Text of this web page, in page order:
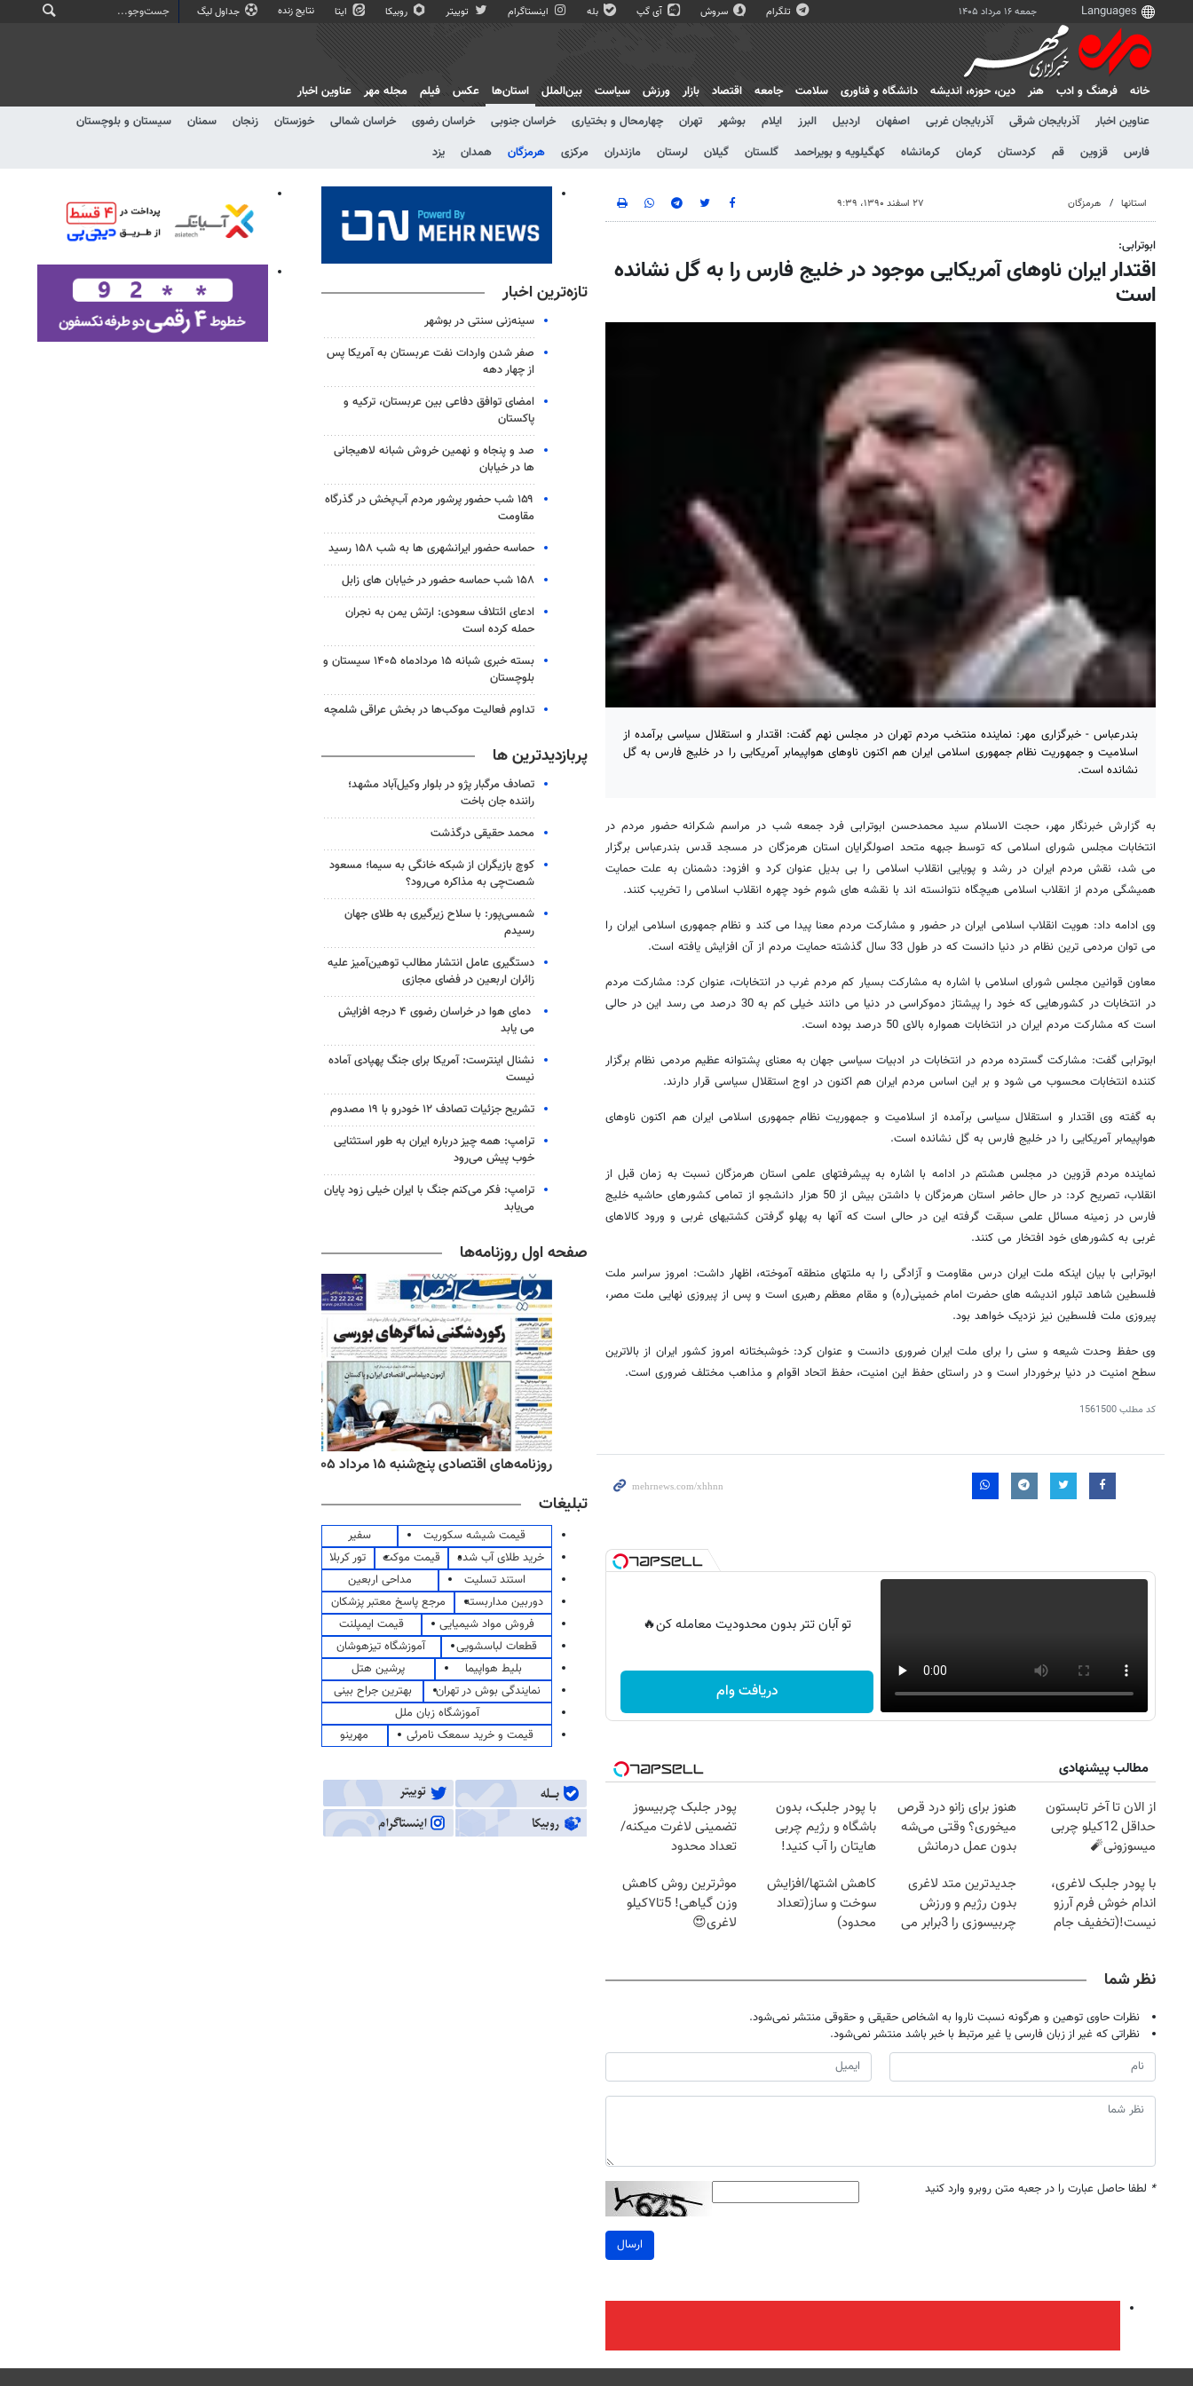
جمعه ۱۶ مرداد ۱۴۰۵ تلگرام سروش آی گپ بله اینستاگرام توییتر روبیکا ایتا نتایج زنده جداول لیگ
خانه فرهنگ و ادب هنر دين، حوزه، انديشه دانشگاه و فناوری سلامت جامعه اقتصاد بازار ورزش سیاست بین‌الملل
استان‌ها
عناوین اخبار
آذربایجان شرقی آذربایجان غربی اصفهان اردبیل البرز ایلام بوشهر تهران چهارمحال و بختیاری خراسان جنوبی خراسان رضوی خراسان شمالی خوزستان زنجان سمنان
سیستان و بلوچستان
فارس
قزوین قم کردستان کرمان کرمانشاه کهگیلویه و بویراحمد گلستان گیلان لرستان مازندران مرکزی هرمزگان همدان یزد
عکس فیلم مجله مهر عناوین اخبار
استانها هرمزگان ۲۷ اسفند ۱۳۹۰، ۹:۳۹
ابوترابی:
اقتدار ایران ناوهای آمریکایی موجود در خلیج فارس را به گل نشانده
است
بندرعباس - خبرگزاری مهر: نماینده منتخب مردم تهران در مجلس نهم گفت: اقتدار و استقلال سیاسی برآمده از
اسلامیت و جمهوریت نظام جمهوری اسلامی ایران هم اکنون ناوهای هواپیمابر آمریکایی را در خلیج فارس به گل
نشانده است.
به گزارش خبرنگار مهر، حجت الاسلام سید محمدحسن ابوترابی فرد جمعه شب در مراسم شکرانه حضور مردم در
انتخابات مجلس شورای اسلامی که توسط جبهه متحد اصولگرایان استان هرمزگان در مسجد قدس بندرعباس برگزار
می شد، نقش مردم ایران در رشد و پویایی انقلاب اسلامی را بی بدیل عنوان کرد و افزود: دشمنان به علت حمایت
همیشگی مردم از انقلاب اسلامی هیچگاه نتوانسته اند با نقشه های شوم خود چهره انقلاب اسلامی را تخریب کنند.
وی ادامه داد: هویت انقلاب اسلامی ایران در حضور و مشارکت مردم معنا پیدا می کند و نظام جمهوری اسلامی ایران را
می توان مردمی ترین نظام در دنیا دانست که در طول 33 سال گذشته حمایت مردم از آن افزایش یافته است.
معاون قوانین مجلس شورای اسلامی با اشاره به مشارکت بسیار کم مردم غرب در انتخابات، عنوان کرد: مشارکت مردم
در انتخابات در کشورهایی که خود را پیشتاز دموکراسی در دنیا می دانند خیلی کم به 30 درصد می رسد این در حالی
است که مشارکت مردم ایران در انتخابات همواره بالای 50 درصد بوده است.
ابوترابی گفت: مشارکت گسترده مردم در انتخابات در ادبیات سیاسی جهان به معنای پشتوانه عظیم مردمی نظام برگزار
کننده انتخابات محسوب می شود و بر این اساس مردم ایران هم اکنون در اوج استقلال سیاسی قرار دارند.
به گفته وی اقتدار و استقلال سیاسی برآمده از اسلامیت و جمهوریت نظام جمهوری اسلامی ایران هم اکنون ناوهای
هواپیمابر آمریکایی را در خلیج فارس به گل نشانده است.
نماینده مردم قزوین در مجلس هشتم در ادامه با اشاره به پیشرفتهای علمی استان هرمزگان نسبت به زمان قبل از
انقلاب، تصریح کرد: در حال حاضر استان هرمزگان با داشتن بیش از 50 هزار دانشجو از تمامی کشورهای حاشیه خلیج
فارس در زمینه مسائل علمی سبقت گرفته این در حالی است که آنها به پهلو گرفتن کشتیهای غربی و ورود کالاهای
غربی به کشورهای خود افتخار می کنند.
ابوترابی با بیان اینکه ملت ایران درس مقاومت و آزادگی را به ملتهای منطقه آموخته، اظهار داشت: امروز سراسر ملت
فلسطین شاهد تبلور اندیشه های حضرت امام خمینی(ره) و مقام معظم رهبری است و پس از پیروزی نهایی ملت مصر،
پیروزی ملت فلسطین نیز نزدیک خواهد بود.
وی حفظ وحدت شیعه و سنی را برای ملت ایران ضروری دانست و عنوان کرد: خوشبختانه امروز کشور ایران از بالاترین
سطح امنیت در دنیا برخوردار است و در راستای حفظ این امنیت، حفظ اتحاد اقوام و مذاهب مختلف ضروری است.
کد مطلب1561500
تو آبان تتر بدون محدودیت معامله کن🔥
دریافت وام
مطالب پیشنهادی
از الان تا آخر تابستون
حداقل 12کیلو چربی
میسوزونی🧨
هنوز برای زانو درد قرص
میخوری؟ وقتی می‌شه
بدون عمل درمانش
با پودر جلبک، بدون
باشگاه و رژیم چربی
هایتان را آب کنید!
پودر جلبک چربیسوز
تضمینی لاغرت میکنه/
تعداد محدود
با پودر جلبک لاغری،
اندام خوش فرم آرزو
نیست!(تخفیف جام
جدیدترین متد لاغری
بدون رژیم و ورزش
چربیسوزی را 3برابر می
کاهش اشتها/افزایش
سوخت و ساز(تعداد
محدود)
موثرترین روش کاهش
وزن گیاهی! 5تا۷کیلو
لاغری😍
نظر شما
نظرات حاوی توهین و هرگونه نسبت ناروا به اشخاص حقیقی و حقوقی منتشر نمی‌شود.
نظراتی که غیر از زبان فارسی یا غیر مرتبط با خبر باشد منتشر نمی‌شود.
* لطفا حاصل عبارت را در جعبه متن روبرو وارد کنید
ارسال
تازه‌ترین اخبار
سینه‌زنی سنتی در بوشهر
صفر شدن واردات نفت عربستان به آمریکا پس
از چهار دهه
امضای توافق دفاعی بین عربستان، ترکیه و
پاکستان
صد و پنجاه و نهمین خروش شبانه لاهیجانی
ها در خیابان
۱۵۹ شب حضور پرشور مردم آب‌پخش در گذرگاه
مقاومت
حماسه حضور ایرانشهری ها به شب ۱۵۸ رسید
۱۵۸ شب حماسه حضور در خیابان های زابل
ادعای ائتلاف سعودی: ارتش یمن به نجران
حمله کرده است
بسته خبری شبانه ۱۵ مردادماه ۱۴۰۵ سیستان و
بلوچستان
تداوم فعالیت موکب‌ها در بخش عراقی شلمچه
پربازدیدترین ها
تصادف مرگبار پژو در بلوار وکیل‌آباد مشهد؛
راننده جان باخت
محمد حقیقی درگذشت
کوچ بازیگران از شبکه خانگی به سیما؛ مسعود
شصت‌چی به مذاکره می‌رود؟
شمسی‌پور: با سلاح زیرگیری به طلای جهان
رسیدم
دستگیری عامل انتشار مطالب توهین‌آمیز علیه
زائران اربعین در فضای مجازی
دمای هوا در خراسان رضوی ۴ درجه افزایش
می یابد
نشنال اینترست: آمریکا برای جنگ پهپادی آماده
نیست
تشریح جزئیات تصادف ۱۲ خودرو با ۱۹ مصدوم
ترامپ: همه چیز درباره ایران به طور استثنایی
خوب پیش می‌رود
ترامپ: فکر می‌کنم جنگ با ایران خیلی زود پایان
می‌یابد
صفحه اول روزنامه‌ها
روزنامه‌های صبح پنج‌شنبه ۱۵ مرداد ۱۴۰۵
تبلیغات
قیمت شیشه سکوریت
سفیر
خرید طلای آب شده
قیمت موکت
تور کربلا
استند تسلیت
مداحی اربعین
دوربین مداربسته
مرجع پاسخ معتبر پزشکان
فروش مواد شیمیایی
قیمت ایمپلنت
قطعات لباسشویی
آموزشگاه تیزهوشان
بلیط هواپیما
پرشین هتل
نمایندگی بوش در تهران
بهترین جراح بینی
آموزشگاه زبان ملل
قیمت و خرید سمعک نامرئی
مهرینو